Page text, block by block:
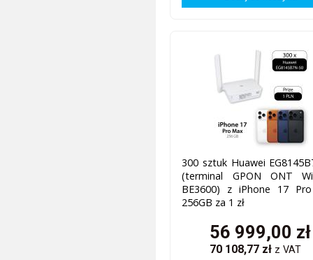
300 sztuk Huawei
(terminal GPON ONT
BE3600) z iPhone 17
256GB za 1 zł
56 999,00 zł
70 108,77 zł z VAT